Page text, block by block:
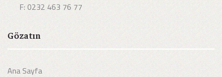
F: 0232 463 76 77
Gözatın
Ana Sayfa